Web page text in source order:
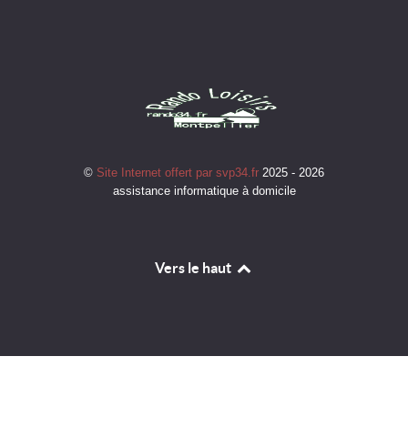
© Site Internet offert par svp34.fr 2025 - 2026
assistance informatique à domicile
Vers le haut